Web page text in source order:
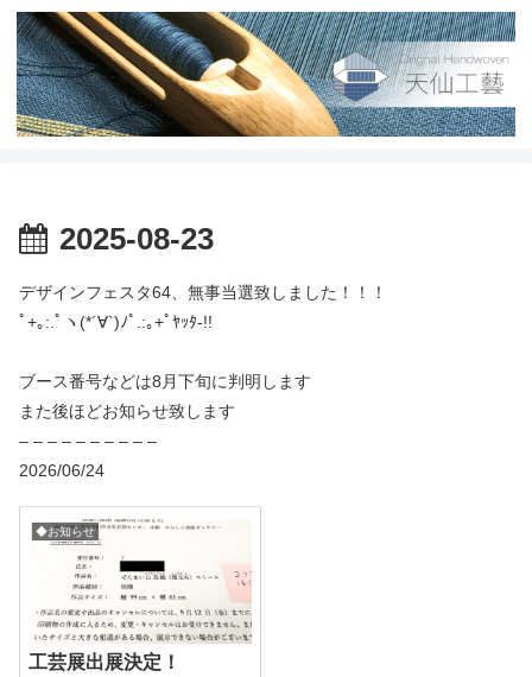
2025-08-23
デザインフェスタ64、無事当選致しました！！！
ﾟ+｡:.ﾟヽ(*´∀`)ﾉﾟ.:｡+ﾟﾔｯﾀ-!!
ブース番号などは8月下旬に判明します
また後ほどお知らせ致します
– – – – – – – – – –
2026/06/24
◆お知らせ
工芸展出展決定！